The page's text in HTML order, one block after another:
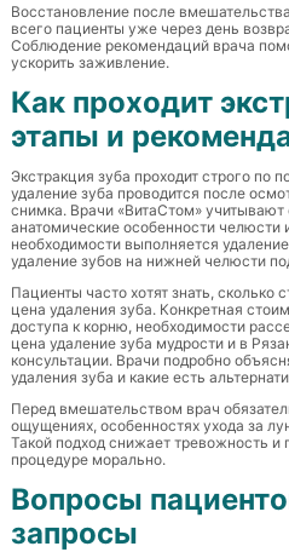
Восстановление после
всего пациенты уже через день
Соблюдение рекомендаций врача
ускорить заживление.
Как проходит
этапы и
Экстракция зуба проходит строго по
удаление зуба проводится после
снимка. Врачи «ВитаСтом» учитывают
анатомические особенности челюсти
необходимости выполняется
удаление зубов на нижней челюсти
Пациенты часто хотят знать, сколько
цена удаления зуба. Конкретная
доступа к корню, необходимости
цена удаление зуба мудрости и в
консультации. Врачи подробно
удаления зуба и какие есть
Перед вмешательством врач
ощущениях, особенностях ухода за
Такой подход снижает тревожность и
процедуре морально.
Вопросы
запросы